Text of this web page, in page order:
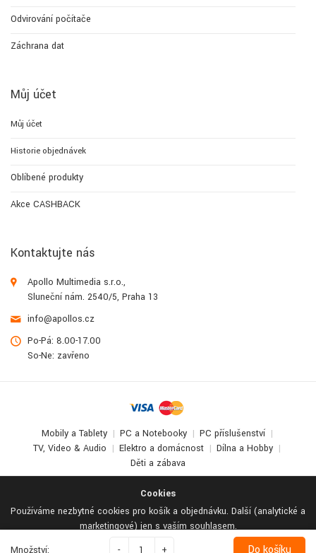
Cookies
Používáme nezbytné cookies pro košík a objednávku. Další (analytické a
marketingové) jen s vaším souhlasem.
Odmítnout vše Podrobné nastavení Přijmout vše
Množství: - + Do košíku
Odvirování počítače
Záchrana dat
Můj účet
Můj účet
Historie objednávek
Oblíbené produkty
Akce CASHBACK
Kontaktujte nás
Apollo Multimedia s.r.o.,
Sluneční nám. 2540/5, Praha 13
info@apollos.cz
Po-Pá: 8.00-17.00
So-Ne: zavřeno
Mobily a Tablety PC a Notebooky
PC příslušenství
TV, Video & Audio
Elektro a domácnost
Dílna a Hobby
Děti a zábava